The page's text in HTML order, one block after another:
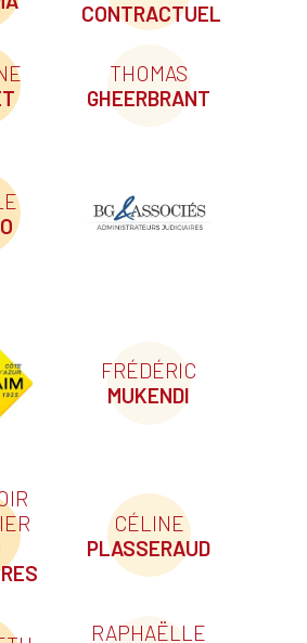
CONTRACTUEL
THOMAS
GHEERBRANT
FRÉDÉRIC
MUKENDI
CÉLINE
PLASSERAUD
RAPHAËLLE